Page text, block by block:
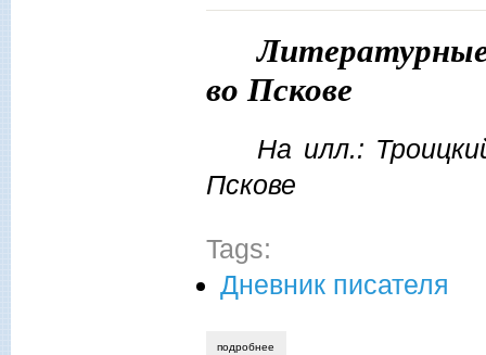
во Пскове
На илл.:
Пскове
Tags:
Дневник писателя
подробнее